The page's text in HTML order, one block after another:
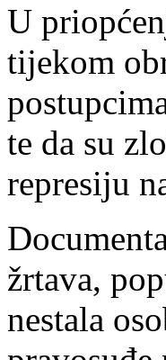
U
tijekom
te da su
represiju
žrtava,
nestala